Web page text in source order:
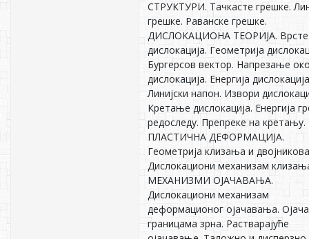
СТРУКТУРИ. Тачкасте грешке.
грешке. Раванске грешке.
ДИСЛОКАЦИОНА ТЕОРИЈА. Врсте
дислокација. Геометрија
Бургерсов вектор. Напрезање
дислокација. Енергија
Линијски напон. Извори
Кретање дислокација. Енергија
редоследу. Препреке на кретању.
ПЛАСТИЧНА ДЕФОРМАЦИЈА.
Геометрија клизања и
Дислокациони механизам
МЕХАНИЗМИ ОЈАЧАВАЊА.
Дислокациони механизам
деформационог ојачавања.
границама зрна. Растварајуће